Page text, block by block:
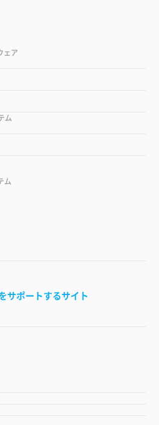
ェア
ム
ム
サポートするサイト